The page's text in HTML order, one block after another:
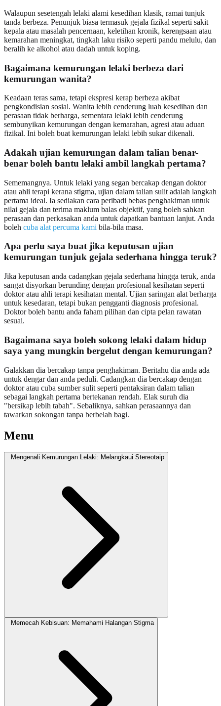
Walaupun sesetengah lelaki alami kesedihan klasik, ramai tunjuk
tanda berbeza. Penunjuk biasa termasuk gejala fizikal seperti sakit
kepala atau masalah pencernaan, keletihan kronik, kerengsaan atau
kemarahan meningkat, tingkah laku risiko seperti pandu melulu, dan
beralih ke alkohol atau dadah untuk koping.
Bagaimana kemurungan lelaki berbeza dari
kemurungan wanita?
Keadaan teras sama, tetapi ekspresi kerap berbeza akibat
pengkondisian sosial. Wanita lebih cenderung luah kesedihan dan
perasaan tidak berharga, sementara lelaki lebih cenderung
sembunyikan kemurungan dengan kemarahan, agresi atau aduan
fizikal. Ini boleh buat kemurungan lelaki lebih sukar dikenali.
Adakah ujian kemurungan dalam talian benar-
benar boleh bantu lelaki ambil langkah pertama?
Sememangnya. Untuk lelaki yang segan bercakap dengan doktor
atau ahli terapi kerana stigma, ujian dalam talian sulit adalah langkah
pertama ideal. Ia sediakan cara peribadi bebas penghakiman untuk
nilai gejala dan terima maklum balas objektif, yang boleh sahkan
perasaan dan perkasakan anda untuk dapatkan bantuan lanjut. Anda
boleh cuba alat percuma kami bila-bila masa.
Apa perlu saya buat jika keputusan ujian
kemurungan tunjuk gejala sederhana hingga teruk?
Jika keputusan anda cadangkan gejala sederhana hingga teruk, anda
sangat disyorkan berunding dengan profesional kesihatan seperti
doktor atau ahli terapi kesihatan mental. Ujian saringan alat berharga
untuk kesedaran, tetapi bukan pengganti diagnosis profesional.
Doktor boleh bantu anda faham pilihan dan cipta pelan rawatan
sesuai.
Bagaimana saya boleh sokong lelaki dalam hidup
saya yang mungkin bergelut dengan kemurungan?
Galakkan dia bercakap tanpa penghakiman. Beritahu dia anda ada
untuk dengar dan anda peduli. Cadangkan dia bercakap dengan
doktor atau cuba sumber sulit seperti pentaksiran dalam talian
sebagai langkah pertama bertekanan rendah. Elak suruh dia
"bersikap lebih tabah". Sebaliknya, sahkan perasaannya dan
tawarkan sokongan tanpa berbelah bagi.
Menu
Mengenali Kemurungan Lelaki: Melangkaui Stereotaip
Memecah Kebisuan: Memahami Halangan Stigma